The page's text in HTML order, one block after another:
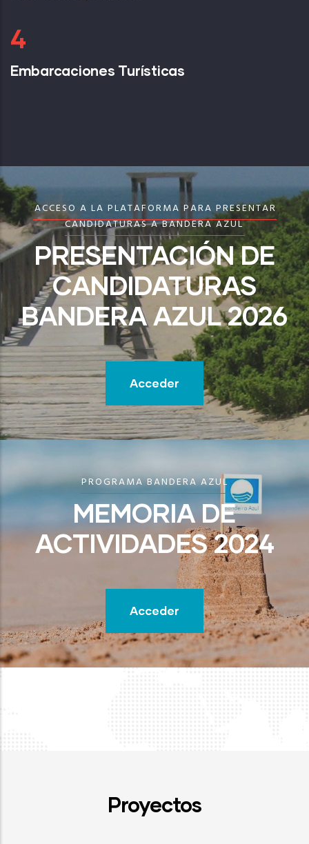
6
Embarcaciones Turísticas
ACCESO A LA PLATAFORMA PARA PRESENTAR
CANDIDATURAS A BANDERA AZUL
PRESENTACIÓN DE
CANDIDATURAS
BANDERA AZUL 2026
Acceder
PROGRAMA BANDERA AZUL
MEMORIA DE
ACTIVIDADES 2024
Acceder
Proyectos